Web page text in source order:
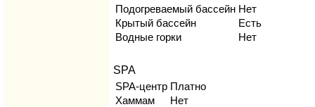
Подогреваемый бассейн Нет
Крытый бассейн
Есть
Водные горки
Нет
SPA
SPA-центр Платно
Хаммам
Нет